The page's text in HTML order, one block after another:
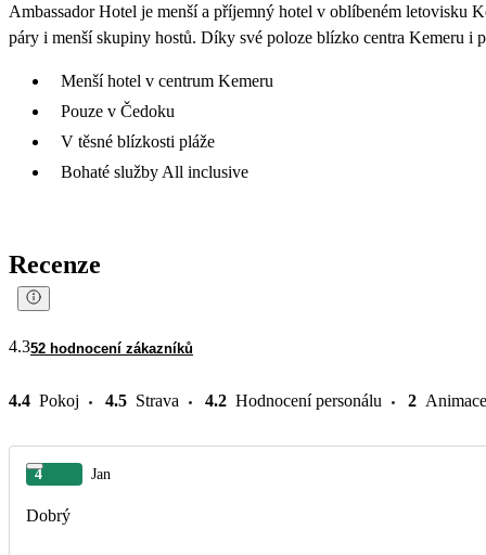
Ambassador Hotel je menší a příjemný hotel v oblíbeném letovisku
páry i menší skupiny hostů. Díky své poloze blízko centra Kemeru
Menší hotel v centrum Kemeru
Pouze v Čedoku
V těsné blízkosti pláže
Bohaté služby All inclusive
Recenze
4.352 hodnocení zákazníků
4.4 Pokoj 4.5 Strava 4.2 Hodnocení personálu 2 Animace
4 Jan
Dobrý